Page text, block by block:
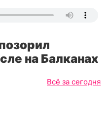
на Балканах
Всё за сегодня